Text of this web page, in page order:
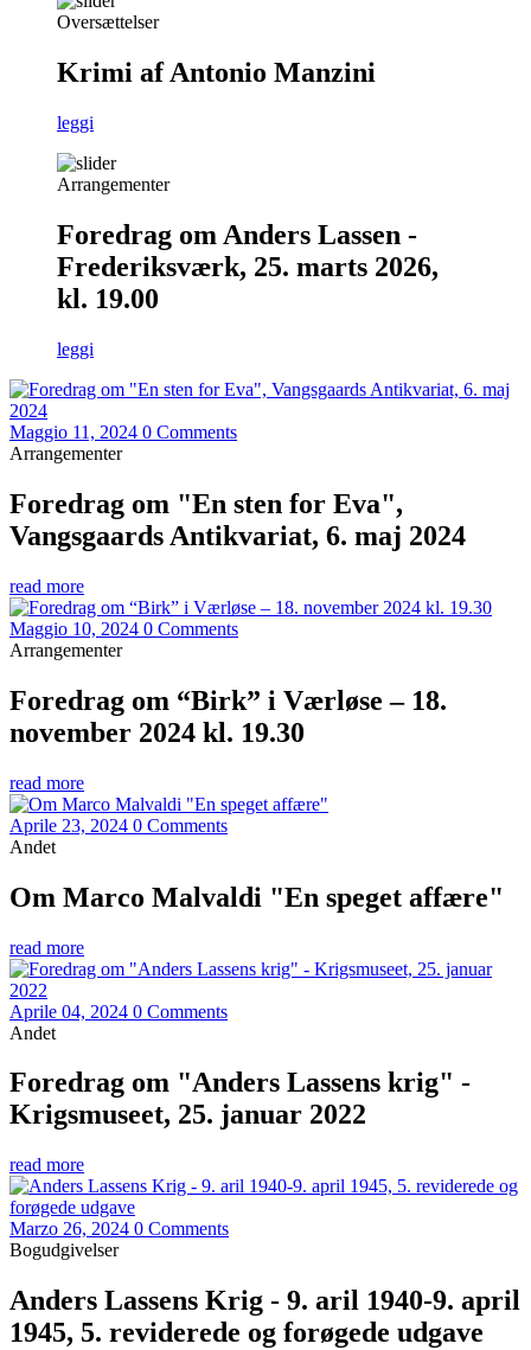
Oversættelser
Krimi af Antonio Manzini
leggi
Arrangementer
Foredrag om Anders Lassen -
Frederiksværk, 25. marts 2026,
kl. 19.00
leggi
Maggio 11, 2024 0 Comments
Arrangementer
Foredrag om "En sten for Eva",
Vangsgaards Antikvariat, 6. maj 2024
read more
Maggio 10, 2024 0 Comments
Arrangementer
Foredrag om “Birk” i Værløse – 18.
november 2024 kl. 19.30
read more
Aprile 23, 2024 0 Comments
Andet
Om Marco Malvaldi "En speget affære"
read more
Aprile 04, 2024 0 Comments
Andet
Foredrag om "Anders Lassens krig" -
Krigsmuseet, 25. januar 2022
read more
Marzo 26, 2024 0 Comments
Bogudgivelser
Anders Lassens Krig - 9. aril 1940-9. april
1945, 5. reviderede og forøgede udgave